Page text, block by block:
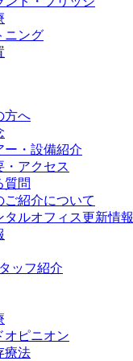
ニング
方へ
ー・設備紹介
・アクセス
質問
ご紹介について
タルオフィス更新情報
ッフ紹介
オピニオン
療法